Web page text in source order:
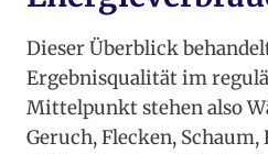
Dieser Überblick
Ergebnisqualität im
Mittelpunkt stehen also
Geruch, Flecken, Schaum,